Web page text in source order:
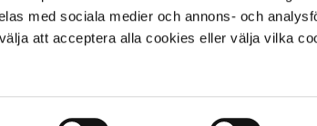
med sociala medier och annons- och
att acceptera alla cookies eller välja vilka